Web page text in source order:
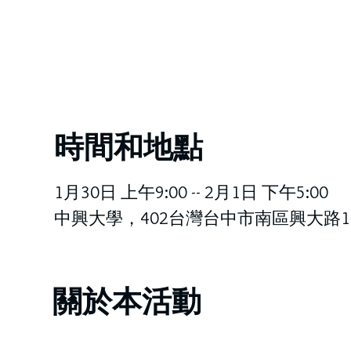
時間和地點
1月30日 上午9:00 -- 2月1日 下午5:00
中興大學，402台灣台中市南區興大路
關於本活動